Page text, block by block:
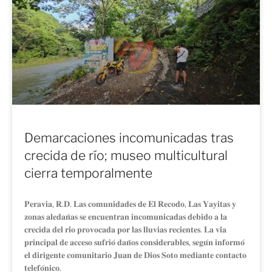
Demarcaciones incomunicadas tras
crecida de río; museo multicultural
cierra temporalmente
𝐏𝐞𝐫𝐚𝐯𝐢𝐚, 𝐑.𝐃. 𝐋𝐚𝐬 𝐜𝐨𝐦𝐮𝐧𝐢𝐝𝐚𝐝𝐞𝐬 𝐝𝐞 𝐄𝐥 𝐑𝐞𝐜𝐨𝐝𝐨, 𝐋𝐚𝐬 𝐘𝐚𝐲𝐢𝐭𝐚𝐬 𝐲
𝐳𝐨𝐧𝐚𝐬 𝐚𝐥𝐞𝐝𝐚𝐧̃𝐚𝐬 𝐬𝐞 𝐞𝐧𝐜𝐮𝐞𝐧𝐭𝐫𝐚𝐧 𝐢𝐧𝐜𝐨𝐦𝐮𝐧𝐢𝐜𝐚𝐝𝐚𝐬 𝐝𝐞𝐛𝐢𝐝𝐨 𝐚 𝐥𝐚
𝐜𝐫𝐞𝐜𝐢𝐝𝐚 𝐝𝐞𝐥 𝐫𝐢́𝐨 𝐩𝐫𝐨𝐯𝐨𝐜𝐚𝐝𝐚 𝐩𝐨𝐫 𝐥𝐚𝐬 𝐥𝐥𝐮𝐯𝐢𝐚𝐬 𝐫𝐞𝐜𝐢𝐞𝐧𝐭𝐞𝐬. 𝐋𝐚 𝐯𝐢́𝐚
𝐩𝐫𝐢𝐧𝐜𝐢𝐩𝐚𝐥 𝐝𝐞 𝐚𝐜𝐜𝐞𝐬𝐨 𝐬𝐮𝐟𝐫𝐢𝐨́ 𝐝𝐚𝐧̃𝐨𝐬 𝐜𝐨𝐧𝐬𝐢𝐝𝐞𝐫𝐚𝐛𝐥𝐞𝐬, 𝐬𝐞𝐠𝐮́𝐧 𝐢𝐧𝐟𝐨𝐫𝐦𝐨́
𝐞𝐥 𝐝𝐢𝐫𝐢𝐠𝐞𝐧𝐭𝐞 𝐜𝐨𝐦𝐮𝐧𝐢𝐭𝐚𝐫𝐢𝐨 𝐉𝐮𝐚𝐧 𝐝𝐞 𝐃𝐢𝐨𝐬 𝐒𝐨𝐭𝐨 𝐦𝐞𝐝𝐢𝐚𝐧𝐭𝐞 𝐜𝐨𝐧𝐭𝐚𝐜𝐭𝐨
𝐭𝐞𝐥𝐞𝐟𝐨́𝐧𝐢𝐜𝐨.